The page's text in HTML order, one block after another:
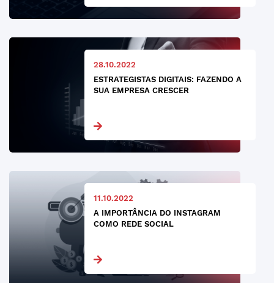
28.10.2022
ESTRATEGISTAS DIGITAIS: FAZENDO A
SUA EMPRESA CRESCER
11.10.2022
A IMPORTÂNCIA DO INSTAGRAM
COMO REDE SOCIAL